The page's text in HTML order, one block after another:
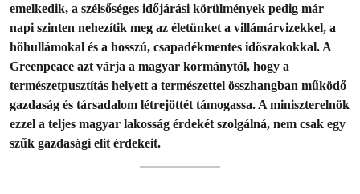
emelkedik, a szélsőséges időjárási körülmények pedig már
napi szinten nehezítik meg az életünket a villámárvizekkel, a
hőhullámokal és a hosszú, csapadékmentes időszakokkal. A
Greenpeace azt várja a magyar kormánytól, hogy a
természetpusztítás helyett a természettel összhangban működő
gazdaság és társadalom létrejöttét támogassa. A miniszterelnök
ezzel a teljes magyar lakosság érdekét szolgálná, nem csak egy
szűk gazdasági elit érdekeit.